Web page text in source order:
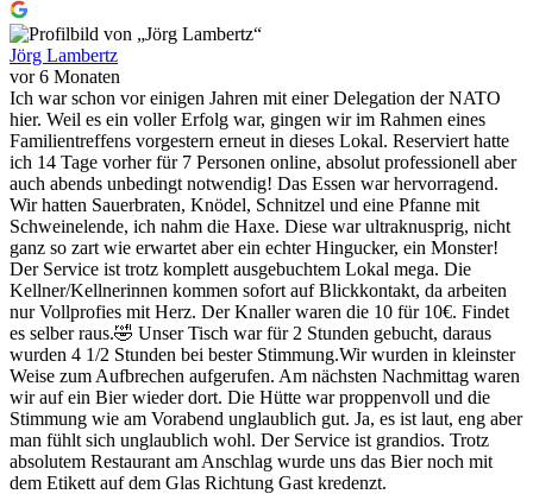
Jörg Lambertz
vor 6 Monaten
Ich war schon vor einigen Jahren mit einer Delegation der NATO
hier. Weil es ein voller Erfolg war, gingen wir im Rahmen eines
Familientreffens vorgestern erneut in dieses Lokal. Reserviert hatte
ich 14 Tage vorher für 7 Personen online, absolut professionell aber
auch abends unbedingt notwendig! Das Essen war hervorragend.
Wir hatten Sauerbraten, Knödel, Schnitzel und eine Pfanne mit
Schweinelende, ich nahm die Haxe. Diese war ultraknusprig, nicht
ganz so zart wie erwartet aber ein echter Hingucker, ein Monster!
Der Service ist trotz komplett ausgebuchtem Lokal mega. Die
Kellner/Kellnerinnen kommen sofort auf Blickkontakt, da arbeiten
nur Vollprofies mit Herz. Der Knaller waren die 10 für 10€. Findet
es selber raus.🤣 Unser Tisch war für 2 Stunden gebucht, daraus
wurden 4 1/2 Stunden bei bester Stimmung.Wir wurden in kleinster
Weise zum Aufbrechen aufgerufen. Am nächsten Nachmittag waren
wir auf ein Bier wieder dort. Die Hütte war proppenvoll und die
Stimmung wie am Vorabend unglaublich gut. Ja, es ist laut, eng aber
man fühlt sich unglaublich wohl. Der Service ist grandios. Trotz
absolutem Restaurant am Anschlag wurde uns das Bier noch mit
dem Etikett auf dem Glas Richtung Gast kredenzt.